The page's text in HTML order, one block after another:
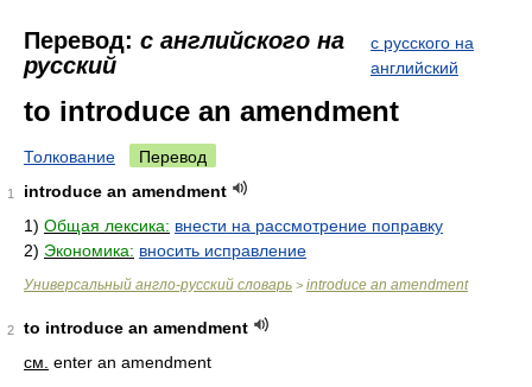
Перевод: с английского на
русский
с русского на
английский
to introduce an amendment
Толкование Перевод
1
introduce an amendment
1) Общая лексика: внести на рассмотрение поправку
2) Экономика: вносить исправление
Универсальный англо-русский словарь > introduce an amendment
2
to introduce an amendment
см. enter an amendment